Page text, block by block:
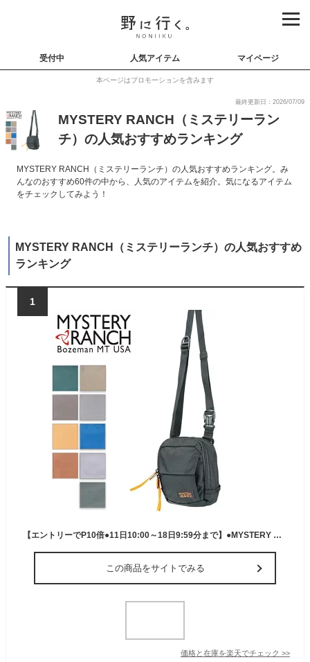
受付中 人気アイテム マイページ
本ページはプロモーションを含みます
最終更新日：2026/07/09
MYSTERY RANCH（ミステリーラン
チ）の人気おすすめランキング
MYSTERY RANCH（ミステリーランチ）の人気おすすめランキング。み
んなのおすすめ60件の中から、人気のアイテムを紹介。気になるアイテム
をチェックしてみよう！
MYSTERY RANCH（ミステリーランチ）の人気おすすめ
ランキング
1
【エントリーでP10倍●11日10:00～18日9:59分まで】●MYSTERY RANCH ミステリーランチ ディストリクト2 19761508 【ショルダーバック/ヒップパック/カバン/アウトドア】
この商品をサイトでみる
価格と在庫を楽天でチェック >>